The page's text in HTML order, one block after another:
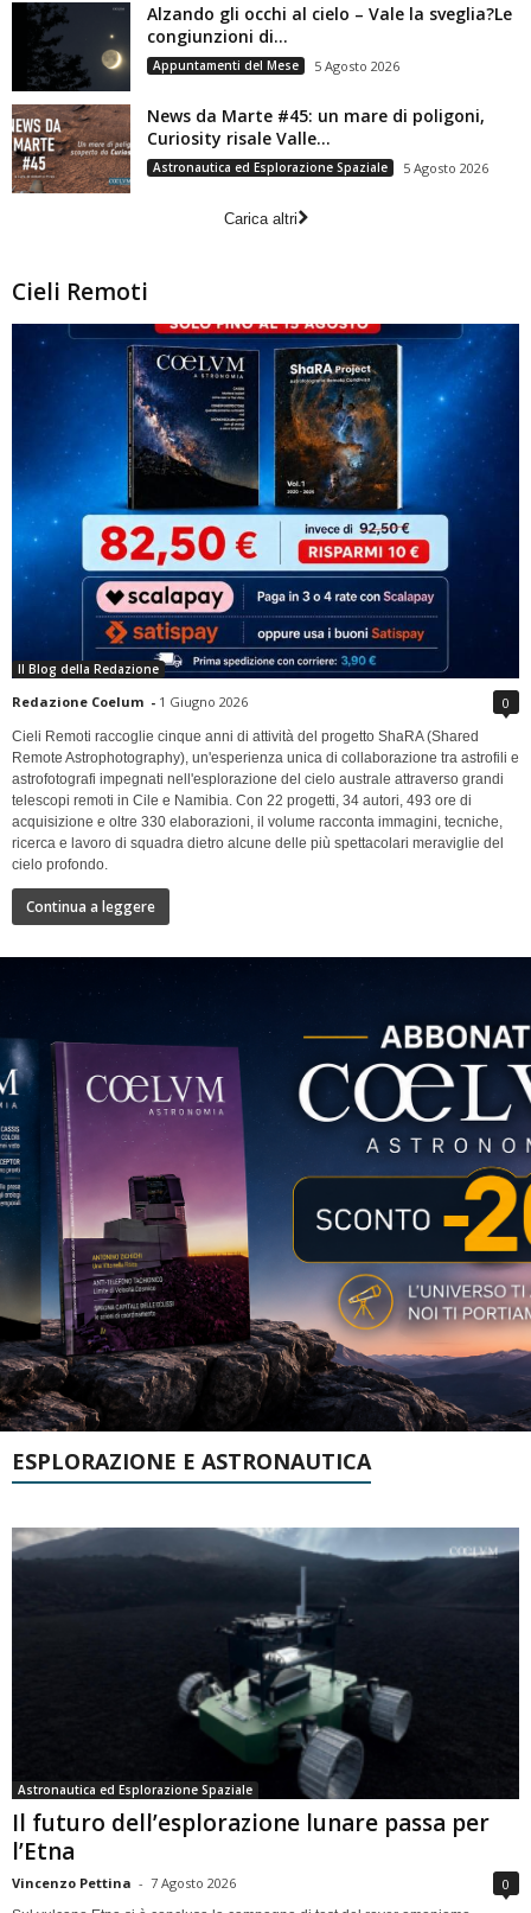
Alzando gli occhi al cielo – Vale la sveglia?Le
congiunzioni di...
Appuntamenti del Mese 5 Agosto 2026
News da Marte #45: un mare di poligoni,
Curiosity risale Valle...
Astronautica ed Esplorazione Spaziale 5 Agosto 2026
Carica altri
Cieli Remoti
Il Blog della Redazione
Redazione Coelum - 1 Giugno 2026 0
Cieli Remoti raccoglie cinque anni di attività del progetto ShaRA (Shared
Remote Astrophotography), un'esperienza unica di collaborazione tra astrofili e
astrofotografi impegnati nell'esplorazione del cielo australe attraverso grandi
telescopi remoti in Cile e Namibia. Con 22 progetti, 34 autori, 493 ore di
acquisizione e oltre 330 elaborazioni, il volume racconta immagini, tecniche,
ricerca e lavoro di squadra dietro alcune delle più spettacolari meraviglie del
cielo profondo.
Continua a leggere
ESPLORAZIONE E ASTRONAUTICA
Astronautica ed Esplorazione Spaziale
Il futuro dell’esplorazione lunare passa per
l’Etna
Vincenzo Pettina - 7 Agosto 2026 0